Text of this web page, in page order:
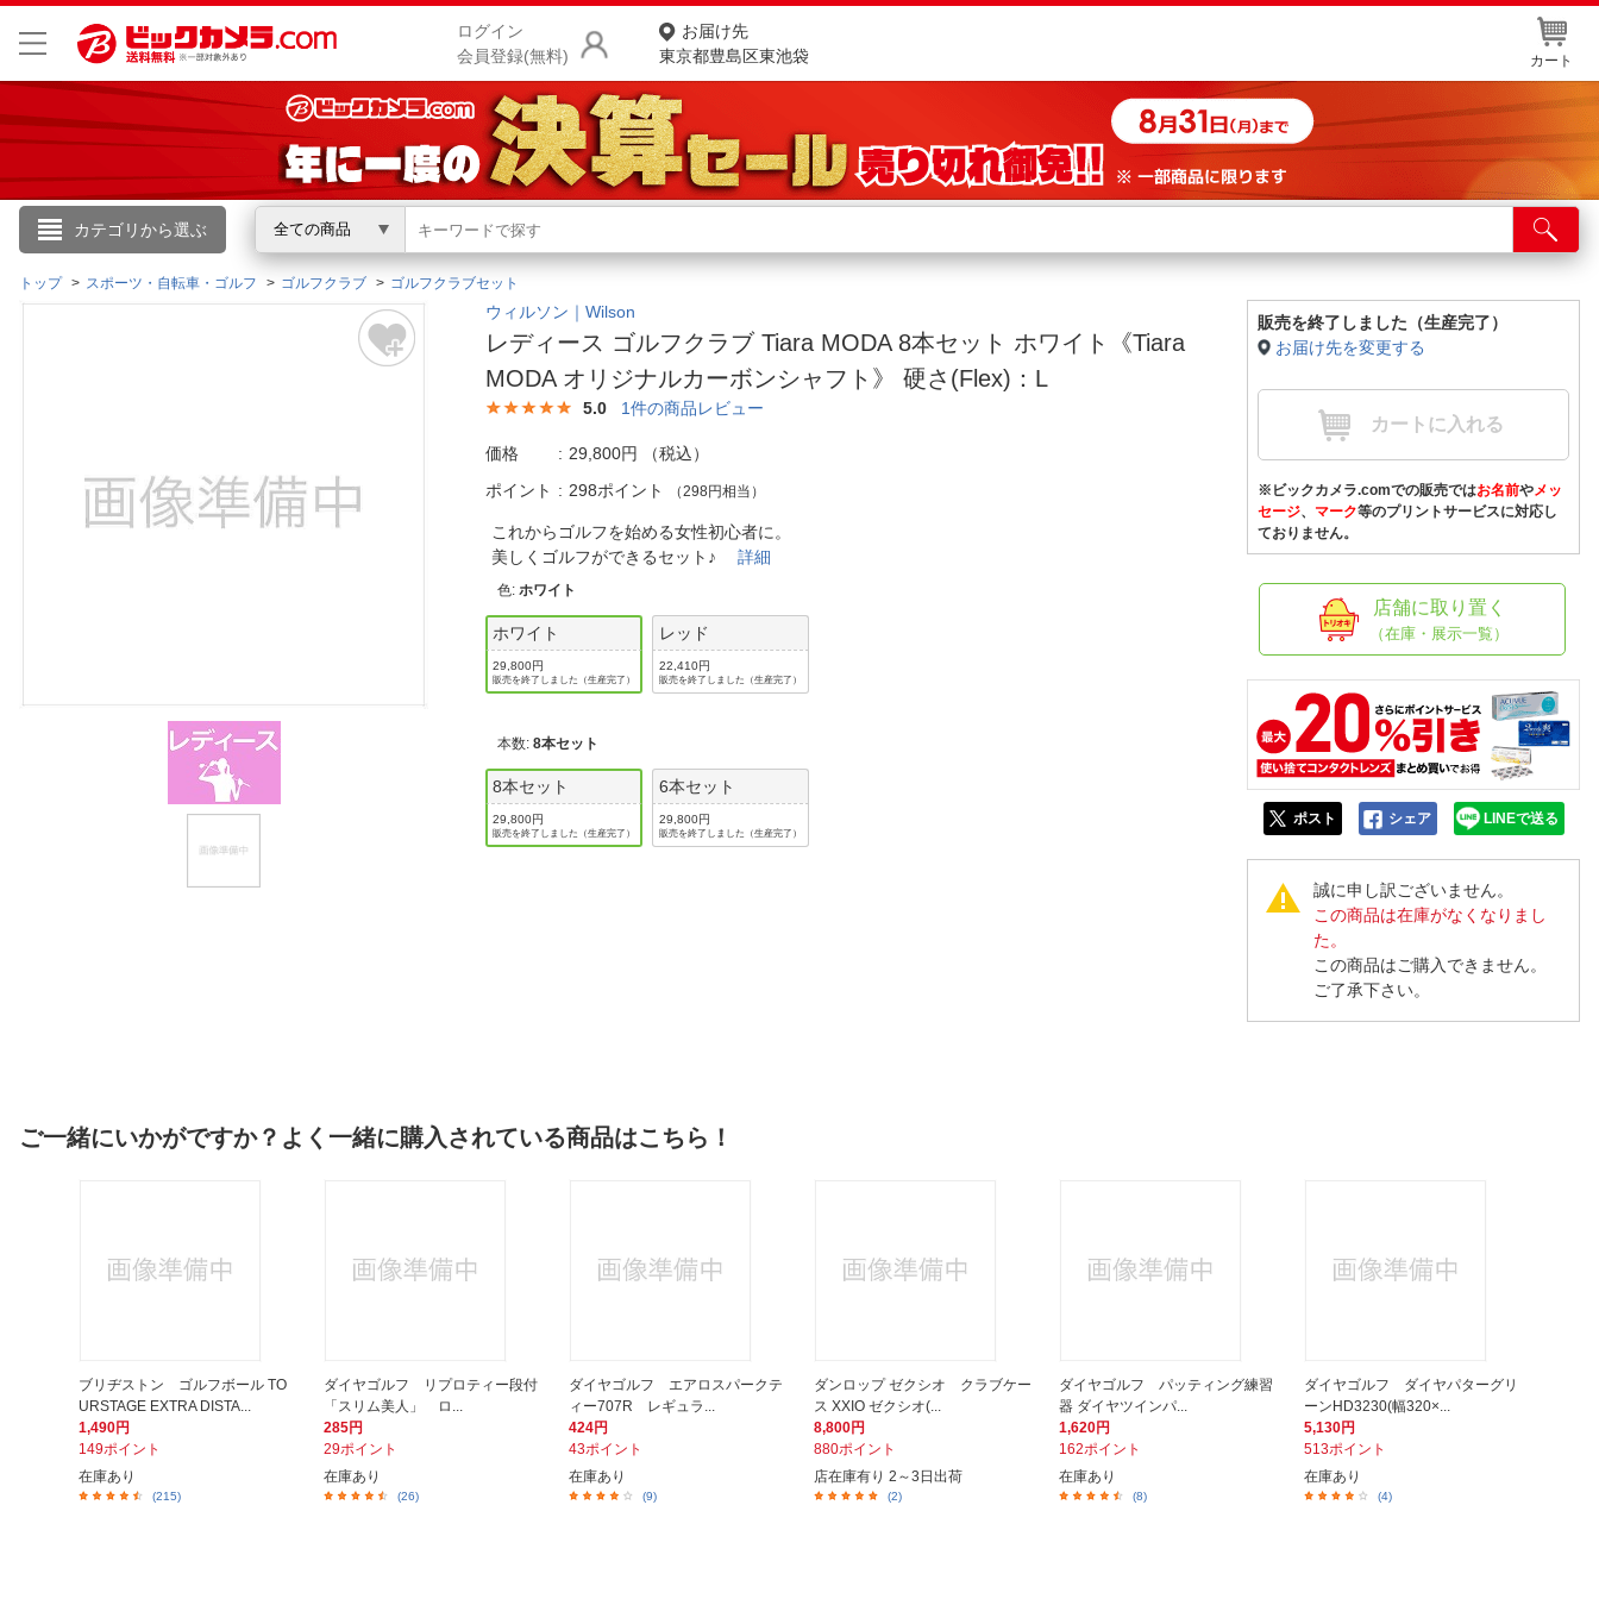
ログイン
会員登録(無料)
お届け先
東京都豊島区東池袋
カート
カテゴリから選ぶ 全ての商品
こんにちは
ログイン
閲覧履歴
商品をさがす
ランキングからさがす
カテゴリ一覧からさがす
お客様サポート
ご利用ガイド
よくある質問・お問合せ
店舗サービス
ネット取り置き
店舗情報・店舗一覧
トップ スポーツ・自転車・ゴルフ ゴルフクラブ ゴルフクラブセット
ウィルソン｜Wilson
レディース ゴルフクラブ Tiara MODA 8本セット ホワイト《Tiara
MODA オリジナルカーボンシャフト》 硬さ(Flex)：L
5.0 1件の商品レビュー
価格 29,800円
（税込）
ポイント
298ポイント （298円相当）
これからゴルフを始める女性初心者に。
美しくゴルフができるセット♪詳細
色:ホワイト
ホワイト
29,800円
販売を終了しました（生産完了）
レッド
22,410円
販売を終了しました（生産完了）
本数:8本セット
8本セット
29,800円
販売を終了しました（生産完了）
6本セット
29,800円
販売を終了しました（生産完了）
販売を終了しました（生産完了）
お届け先を変更する
カートに入れる
※ビックカメラ.comでの販売ではお名前やメッ
セージ、 マーク等のプリントサービスに対応し
ておりません。
店舗に取り置く
（在庫・展示一覧）
ポスト シェア LINEで送る
誠に申し訳ございません。
この商品は在庫がなくなりまし
た。
この商品はご購入できません。
ご了承下さい。
ご一緒にいかがですか？よく一緒に購入されている商品はこちら！
ブリヂストン ゴルフボール TO
URSTAGE EXTRA DISTA...
1,490円
149ポイント
在庫あり
(215)
ダイヤゴルフ リプロティー段付
「スリム美人」 ロ...
285円
29ポイント
在庫あり
(26)
ダイヤゴルフ エアロスパークテ
ィー707R レギュラ...
424円
43ポイント
在庫あり
(9)
ダンロップ ゼクシオ クラブケー
ス XXIO ゼクシオ(...
8,800円
880ポイント
店在庫有り 2～3日出荷
(2)
ダイヤゴルフ パッティング練習
器 ダイヤツインパ...
1,620円
162ポイント
在庫あり
(8)
ダイヤゴルフ ダイヤパターグリ
ーンHD3230(幅320×...
5,130円
513ポイント
在庫あり
(4)